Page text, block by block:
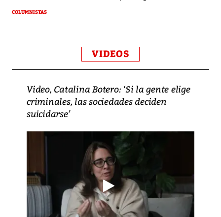
COLUMNISTAS
VIDEOS
Video, Catalina Botero: ‘Si la gente elige
criminales, las sociedades deciden
suicidarse’